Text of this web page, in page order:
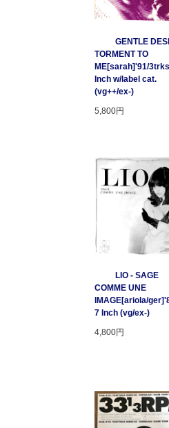
GENTLE
TORMENT TO
ME[sarah]'91/
Inch w/label cat.
(vg++/ex-)
5,800円
LIO - SAGE
COMME UNE
IMAGE[ariola/
7 Inch (vg/ex-)
4,800円